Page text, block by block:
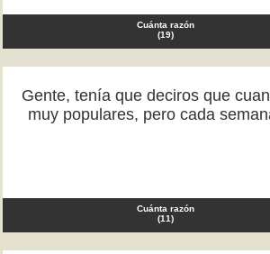
Cuánta razón
(19)
Gente, tenía que deciros que
muy populares, pero cada
Cuánta razón
(11)